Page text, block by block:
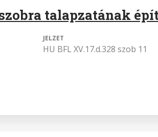
talapzatának
JELZET
HU BFL XV.17.d.328 szob 11